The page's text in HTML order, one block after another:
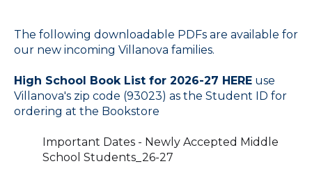
The following downloadable PDFs are available for
our new incoming Villanova families.
High School Book List for 2026-27 HERE use
Villanova's zip code (93023) as the Student ID for
ordering at the Bookstore
Important Dates - Newly Accepted Middle
School Students_26-27